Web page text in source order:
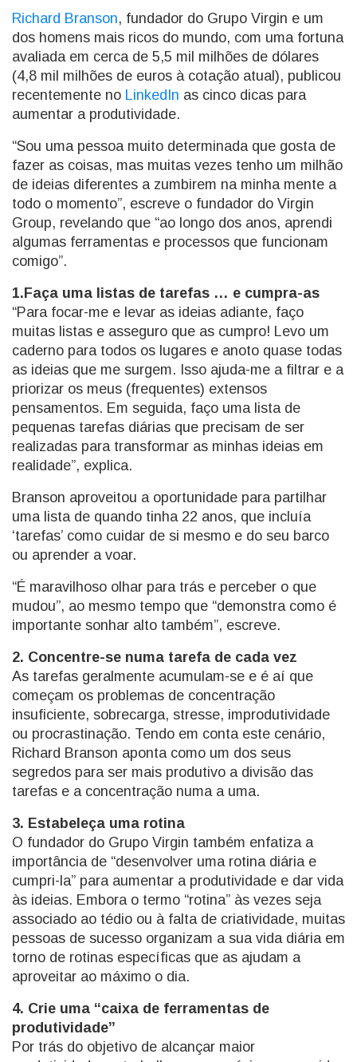
Richard Branson, fundador do Grupo Virgin e um
dos homens mais ricos do mundo, com uma fortuna
avaliada em cerca de 5,5 mil milhões de dólares
(4,8 mil milhões de euros à cotação atual), publicou
recentemente no LinkedIn as cinco dicas para
aumentar a produtividade.
“Sou uma pessoa muito determinada que gosta de
fazer as coisas, mas muitas vezes tenho um milhão
de ideias diferentes a zumbirem na minha mente a
todo o momento”, escreve o fundador do Virgin
Group, revelando que “ao longo dos anos, aprendi
algumas ferramentas e processos que funcionam
comigo”.
1.Faça uma listas de tarefas … e cumpra-as
“Para focar-me e levar as ideias adiante, faço
muitas listas e asseguro que as cumpro! Levo um
caderno para todos os lugares e anoto quase todas
as ideias que me surgem. Isso ajuda-me a filtrar e a
priorizar os meus (frequentes) extensos
pensamentos. Em seguida, faço uma lista de
pequenas tarefas diárias​​ que precisam de ser
realizadas para transformar as minhas ideias em
realidade”, explica.
Branson aproveitou a oportunidade para partilhar
uma lista de quando tinha 22 anos, que incluía
‘tarefas’ como cuidar de si mesmo e do seu barco
ou aprender a voar.
“É maravilhoso olhar para trás e perceber o que
mudou”, ao mesmo tempo que “demonstra como é
importante sonhar alto também”, escreve.
2. Concentre-se numa tarefa de cada vez
As tarefas geralmente acumulam-se e é aí que
começam os problemas de concentração
insuficiente, sobrecarga, stresse, improdutividade
ou procrastinação. Tendo em conta este cenário,
Richard Branson aponta como um dos seus
segredos para ser mais produtivo a divisão das
tarefas e a concentração numa a uma.
3. Estabeleça uma rotina
O fundador do Grupo Virgin também enfatiza a
importância de “desenvolver uma rotina diária e
cumpri-la” para aumentar a produtividade e dar vida
às ideias. Embora o termo “rotina” às vezes seja
associado ao tédio ou à falta de criatividade, muitas
pessoas de sucesso organizam a sua vida diária em
torno de rotinas específicas que as ajudam a
aproveitar ao máximo o dia.
4. Crie uma “caixa de ferramentas de
produtividade”
Por trás do objetivo de alcançar maior